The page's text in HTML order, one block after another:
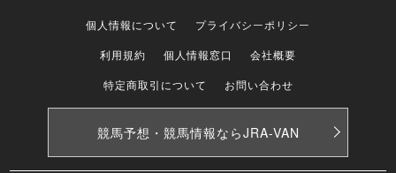
個人情報について
プライバシーポリシー
利用規約
個人情報窓口
会社概要
特定商取引について
お問い合わせ
競馬予想・競馬情報ならJRA-VAN